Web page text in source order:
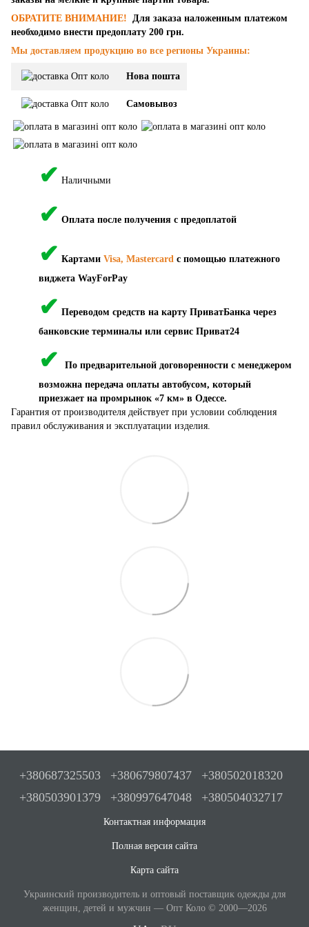
ОБРАТИТЕ ВНИМАНИЕ!
Для заказа наложенным платежом
необходимо внести предоплату 200 грн.
Мы доставляем продукцию во все регионы Украины:
Нова пошта
Самовывоз
✔ Наличными
✔ Оплата после получения с предоплатой
✔ Картами Visa, Mastercard с помощью платежного
виджета WayForPay
✔ Переводом средств на карту ПриватБанка через
банковские терминалы или сервис Приват24
✔
По предварительной договоренности с менеджером
возможна передача оплаты автобусом, который
приезжает на промрынок «7 км» в Одессе.
Гарантия от производителя действует при условии соблюдения
правил обслуживания и эксплуатации изделия.
+380687325503 +380679807437
+380502018320
+380503901379
+380997647048 +380504032717
Контактная информация
Полная версия сайта
Карта сайта
Украинский производитель и оптовый поставщик одежды для
женщин, детей и мужчин — Опт Коло © 2000—2026